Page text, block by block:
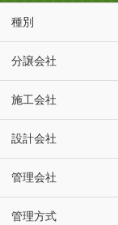
種別
分譲会社
施工会社
設計会社
管理会社
管理方式